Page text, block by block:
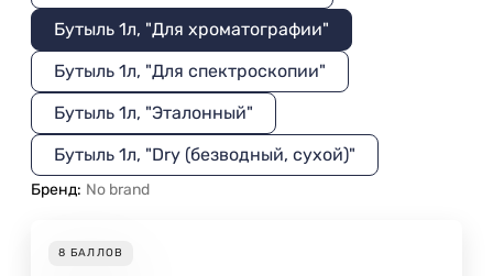
Бутыль 1л, "Для хроматографии"
Бутыль 1л, "Для спектроскопии"
Бутыль 1л, "Эталонный"
Бутыль 1л, "Dry (безводный, сухой)"
Бренд: No brand
8 БАЛЛОВ